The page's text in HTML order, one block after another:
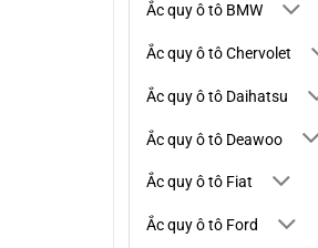
Ắc quy ô tô BMW
Ắc quy ô tô Chervolet
Ắc quy ô tô Daihatsu
Ắc quy ô tô Deawoo
Ắc quy ô tô Fiat
Ắc quy ô tô Ford